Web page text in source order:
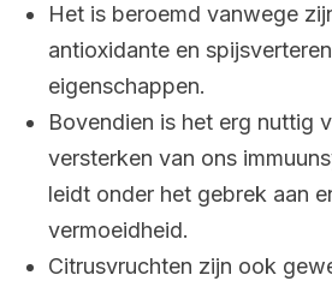
Het is beroemd vanwege
antioxidante en
eigenschappen.
Bovendien is het erg nuttig
versterken van ons
leidt onder het gebrek aan
vermoeidheid.
Citrusvruchten zijn ook